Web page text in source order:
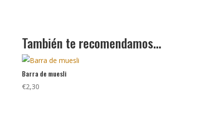
También te recomendamos…
Barra de muesli
€2,30